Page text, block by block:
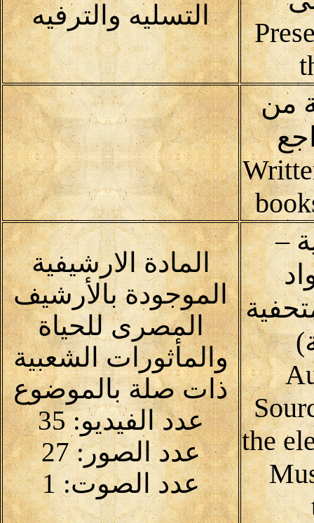
التسليه والترفيه
من
–
the
المادة الارشيفية
الموجودة بالأرشيف
المصرى للحياة
والمأثورات الشعبية
ذات صلة بالموضوع
عدد الفيديو: 35
عدد الصور: 27
عدد الصوت: 1